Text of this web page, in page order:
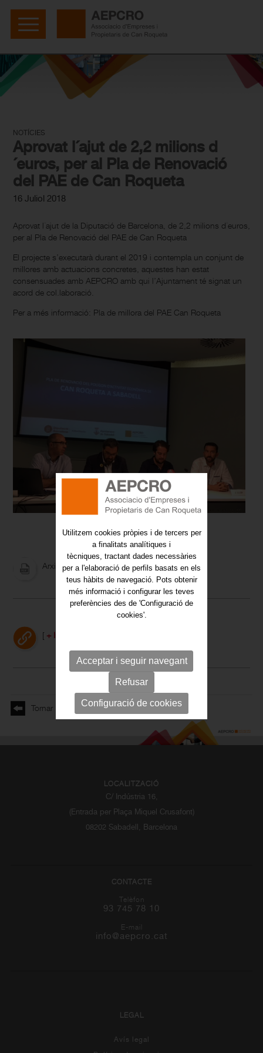
NOTÍCIES
Aprovat l´ajut de 2,2 milions d
´euros, per al Pla de Renovació
del PAE de Can Roqueta
16 Juliol 2018
Aprovat l´ajut de la Diputació de Barcelona, de 2,2 milions d´euros,
per al Pla de Renovació del PAE de Can Roqueta
El projecte s’executarà durant el 2019 i contempla un conjunt de
millores amb actuacions concretes, aquestes han estat
consensuades amb AEPCRO amb qui l’Ajuntament té signat un
acord de col.laboració.
Per a més informació: Pla de millora del PAE Can Roqueta
Arxiu adjunt
[ + Info
Tornar
LOCALITZACIÓ
C/ Indústria 16,
(Entrada per Plaça Miquel Crusafont)
08202 Sabadell, Barcelona
CONTACTE
Telèfon
93 745 78 10
E-mail
info@aepcro.cat
LEGAL
Avís legal
Utilitzem cookies pròpies i de tercers per
a finalitats analítiques i
tècniques, tractant dades necessàries
per a l'elaboració de perfils basats en els
teus hàbits de navegació. Pots obtenir
més informació i configurar les teves
preferències des de 'Configuració de
cookies'.
Acceptar i seguir navegant
Refusar
Configuració de cookies